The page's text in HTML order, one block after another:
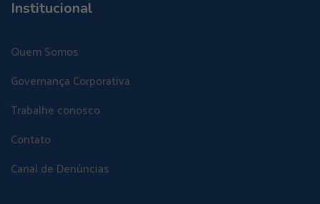
Institucional
Quem Somos
Governança Corporativa
Trabalhe conosco
Contato
Canal de Denúncias